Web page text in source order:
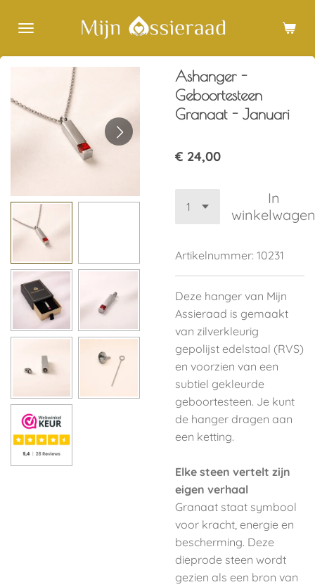
direct
hoofdinhoud
Ashanger -
Geboortesteen
Granaat - Januari
€ 24,00
In
winkelwagen
Artikelnummer: 10231
Deze hanger van Mijn
Assieraad is gemaakt
van zilver­kleurig
gepolijst edelstaal (RVS)
en voorzien van een
subtiel gekleurde
geboortesteen. Je kunt
de hanger dragen aan
een ketting.
Elke steen vertelt zijn
eigen verhaal
Granaat staat symbool
voor kracht, energie en
bescherming. Deze
dieprode steen wordt
gezien als een bron van